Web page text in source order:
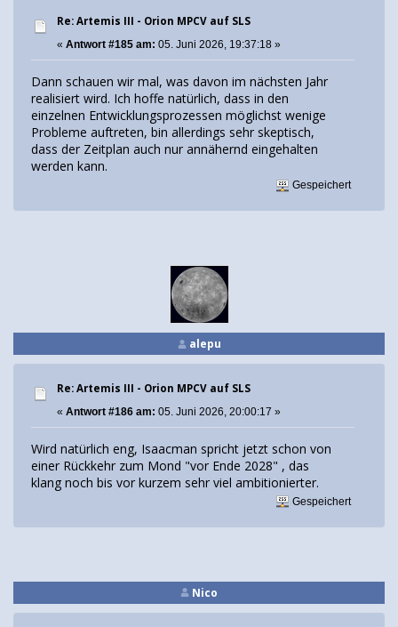
Re: Artemis III - Orion MPCV auf SLS
« Antwort #185 am: 05. Juni 2026, 19:37:18 »
Dann schauen wir mal, was davon im nächsten Jahr
realisiert wird. Ich hoffe natürlich, dass in den
einzelnen Entwicklungsprozessen möglichst wenige
Probleme auftreten, bin allerdings sehr skeptisch,
dass der Zeitplan auch nur annähernd eingehalten
werden kann.
Gespeichert
alepu
Re: Artemis III - Orion MPCV auf SLS
« Antwort #186 am: 05. Juni 2026, 20:00:17 »
Wird natürlich eng, Isaacman spricht jetzt schon von
einer Rückkehr zum Mond "vor Ende 2028" , das
klang noch bis vor kurzem sehr viel ambitionierter.
Gespeichert
Nico